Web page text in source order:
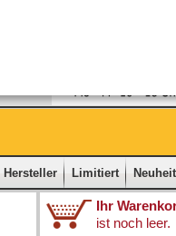
Hersteller Limitiert
Ihr
ist noch leer.